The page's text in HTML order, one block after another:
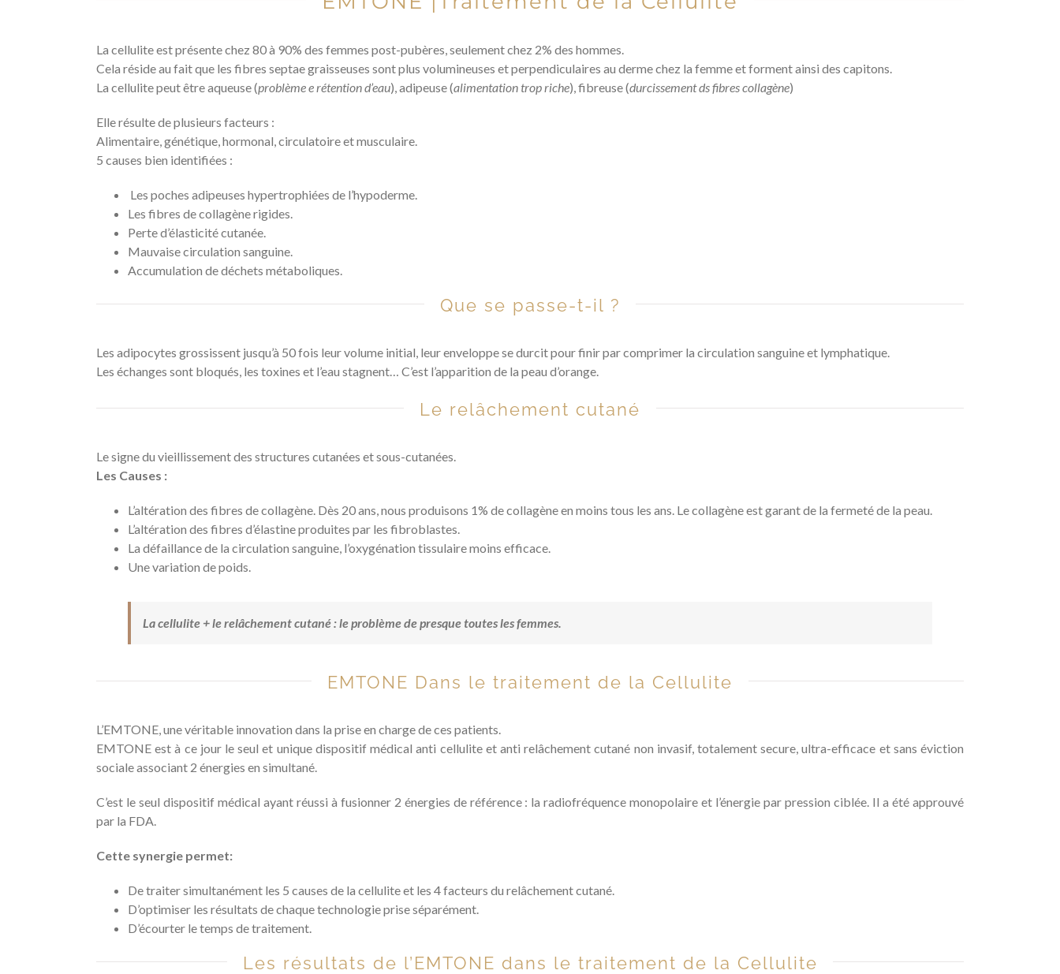
La cellulite est présente chez 80 à 90% des femmes post-pubères, seulement chez 2% des hommes.
Cela réside au fait que les fibres septae graisseuses sont plus volumineuses et perpendiculaires au derme chez la femme et forment ainsi des capitons.
La cellulite peut être aqueuse (problème e rétention d’eau), adipeuse (alimentation trop riche), fibreuse (durcissement ds fibres collagène)
Elle résulte de plusieurs facteurs :
Alimentaire, génétique, hormonal, circulatoire et musculaire.
5 causes bien identifiées :
Les poches adipeuses hypertrophiées de l’hypoderme.
Les fibres de collagène rigides.
Perte d’élasticité cutanée.
Mauvaise circulation sanguine.
Accumulation de déchets métaboliques.
Que se passe-t-il ?
Les adipocytes grossissent jusqu’à 50 fois leur volume initial, leur enveloppe se durcit pour finir par comprimer la circulation sanguine et lymphatique.
Les échanges sont bloqués, les toxines et l’eau stagnent… C’est l’apparition de la peau d’orange.
Le relâchement cutané
Le signe du vieillissement des structures cutanées et sous-cutanées.
Les Causes :
L’altération des fibres de collagène. Dès 20 ans, nous produisons 1% de collagène en moins tous les ans. Le collagène est garant de la fermeté de la peau.
L’altération des fibres d’élastine produites par les fibroblastes.
La défaillance de la circulation sanguine, l’oxygénation tissulaire moins efficace.
Une variation de poids.
La cellulite + le relâchement cutané : le problème de presque toutes les femmes.
EMTONE Dans le traitement de la Cellulite
L’EMTONE, une véritable innovation dans la prise en charge de ces patients.
EMTONE est à ce jour le seul et unique dispositif médical anti cellulite et anti relâchement cutané non invasif, totalement secure, ultra-efficace et sans éviction
sociale associant 2 énergies en simultané.
C’est le seul dispositif médical ayant réussi à fusionner 2 énergies de référence : la radiofréquence monopolaire et l’énergie par pression ciblée. Il a été approuvé
par la FDA.
Cette synergie permet:
De traiter simultanément les 5 causes de la cellulite et les 4 facteurs du relâchement cutané.
D’optimiser les résultats de chaque technologie prise séparément.
D’écourter le temps de traitement.
Les résultats de l’EMTONE dans le traitement de la Cellulite